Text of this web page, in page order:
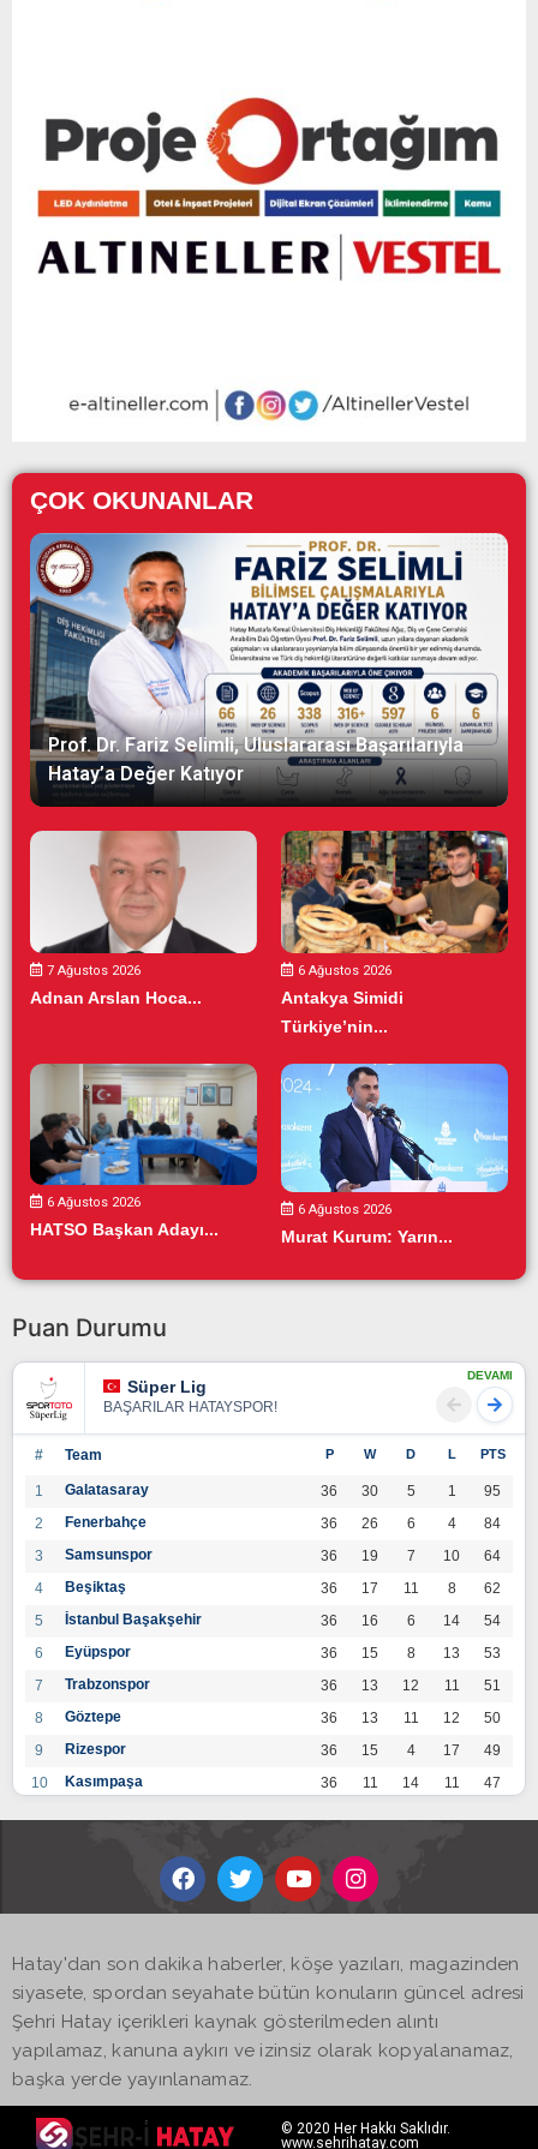
ÇOK OKUNANLAR
Prof. Dr. Fariz Selimli, Uluslararası Başarılarıyla
Hatay’a Değer Katıyor
7 Ağustos 2026
Adnan Arslan Hoca...
6 Ağustos 2026
Antakya Simidi
Türkiye’nin...
6 Ağustos 2026
HATSO Başkan Adayı...
6 Ağustos 2026
Murat Kurum: Yarın...
Puan Durumu
Süper Lig
BAŞARILAR HATAYSPOR!
DEVAMI
# Team P W D L PTS
1 Galatasaray 36 30 5 1
95
2
Fenerbahçe 36 26 6 4
84
3
Samsunspor 36 19 7 10
64
4
Beşiktaş 36 17 11 8
62
5
İstanbul Başakşehir 36 16 6 14
54
6
Eyüpspor 36 15 8 13
53
7
Trabzonspor 36 13 12 11
51
8
Göztepe 36 13 11 12
50
9
Rizespor 36 15 4 17
49
10
Kasımpaşa 36 11 14 11
47
36 12
14
Kayserispor 36 11 12 13
45
BB Bodrumspor 17
Sivasspor
Hatayspor 36
19
Adana Demirspor
Hatay'dan son dakika haberler, köşe yazıları, magazinden
siyasete, spordan seyahate bütün konuların güncel adresi
Şehri Hatay içerikleri kaynak gösterilmeden alıntı
yapılamaz, kanuna aykırı ve izinsiz olarak kopyalanamaz,
başka yerde yayınlanamaz.
© 2020 Her Hakkı Saklıdır.
www.sehrihatay.com